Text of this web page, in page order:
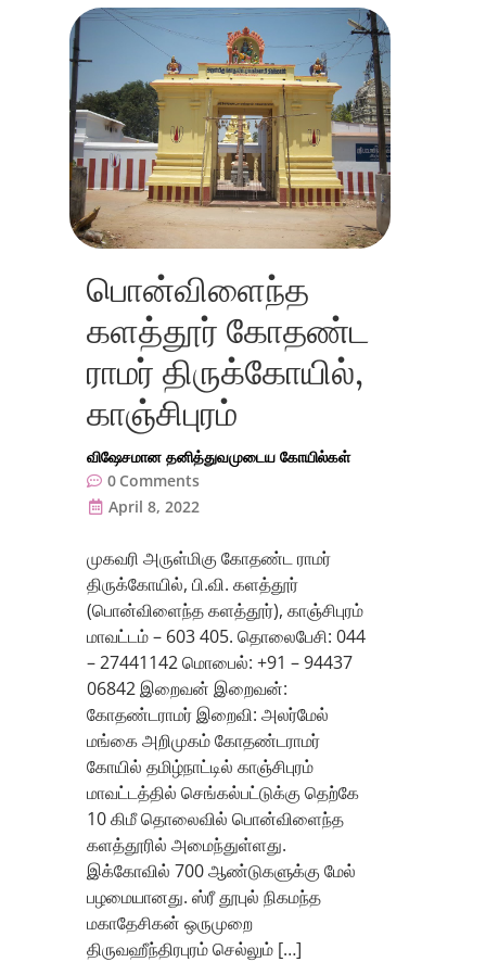
பொன்விளைந்த
களத்தூர் கோதண்ட
ராமர் திருக்கோயில்,
காஞ்சிபுரம்
விஷேசமான தனித்துவமுடைய கோயில்கள்
0 Comments
April 8, 2022
முகவரி அருள்மிகு கோதண்ட ராமர்
திருக்கோயில், பி.வி. களத்தூர்
(பொன்விளைந்த களத்தூர்), காஞ்சிபுரம்
மாவட்டம் – 603 405. தொலைபேசி: 044
– 27441142 மொபைல்: +91 – 94437
06842 இறைவன் இறைவன்:
கோதண்டராமர் இறைவி: அலர்மேல்
மங்கை அறிமுகம் கோதண்டராமர்
கோயில் தமிழ்நாட்டில் காஞ்சிபுரம்
மாவட்டத்தில் செங்கல்பட்டுக்கு தெற்கே
10 கிமீ தொலைவில் பொன்விளைந்த
களத்தூரில் அமைந்துள்ளது.
இக்கோவில் 700 ஆண்டுகளுக்கு மேல்
பழமையானது. ஸ்ரீ தூபுல் நிகமந்த
மகாதேசிகன் ஒருமுறை
திருவஹீந்திரபுரம் செல்லும் […]